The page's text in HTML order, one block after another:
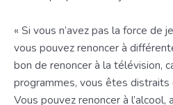
« Si vous n’avez pas la force de
vous pouvez renoncer à
bon de renoncer à la télévision,
programmes, vous êtes distraits
Vous pouvez renoncer à